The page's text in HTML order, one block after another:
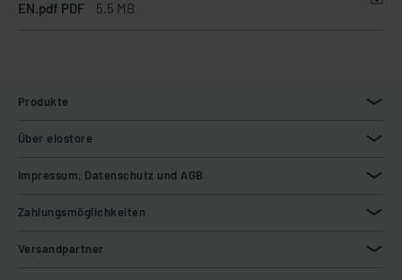
EN.pdf PDF
5.5 MB
Produkte
Über elostore
Impressum, Datenschutz und AGB
Zahlungsmöglichkeiten
Versandpartner